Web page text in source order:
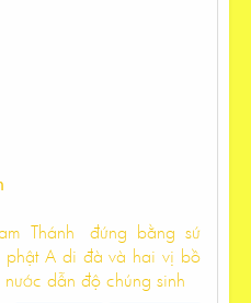
Thánh đứng bằng sứ
phật A di đà và hai vị bồ
dẫn độ chúng sinh